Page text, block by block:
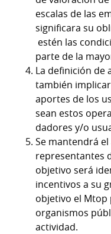
escalas de las
significara su
estén las
parte de la
La definición de
también
aportes de los
sean estos
dadores y/o
Se mantendrá
representantes
objetivo será
incentivos a su
objetivo el
organismos
actividad.